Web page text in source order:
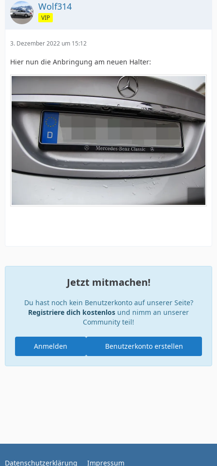
Wolf314
VIP
3. Dezember 2022 um 15:12
Hier nun die Anbringung am neuen Halter:
Jetzt mitmachen!
Du hast noch kein Benutzerkonto auf unserer Seite?
Registriere dich kostenlos und nimm an unserer
Community teil!
Benutzerkonto erstellen
Anmelden
Datenschutzerklärung Impressum